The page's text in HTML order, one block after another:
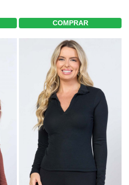
COMPRAR